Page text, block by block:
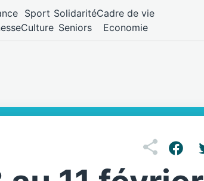
Sport
Culture
Solidarité
Seniors
Cadre de vie
Economie